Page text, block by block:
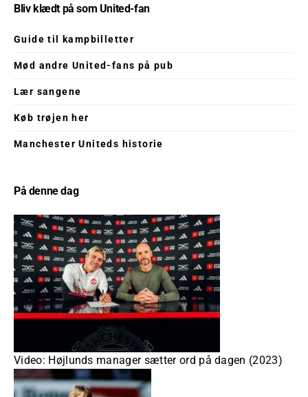
Bliv klædt på som United-fan
Guide til kampbilletter
Mød andre United-fans på pub
Lær sangene
Køb trøjen her
Manchester Uniteds historie
På denne dag
Video: Højlunds manager sætter ord på dagen (2023)